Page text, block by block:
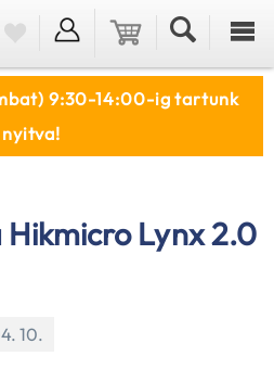
9:30-14:00-ig tartunk
nyitva!
Hikmicro Lynx 2.0
10.